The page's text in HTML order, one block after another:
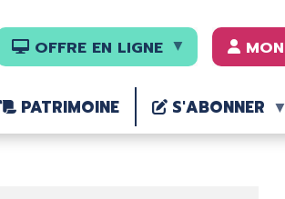
OFFRE EN LIGNE
PATRIMOINE S'ABONNER